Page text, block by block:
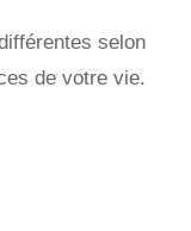
selon
de votre vie.